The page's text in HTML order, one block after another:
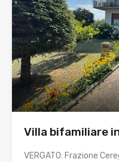
Villa bifamiliare
VERGATO: Frazione